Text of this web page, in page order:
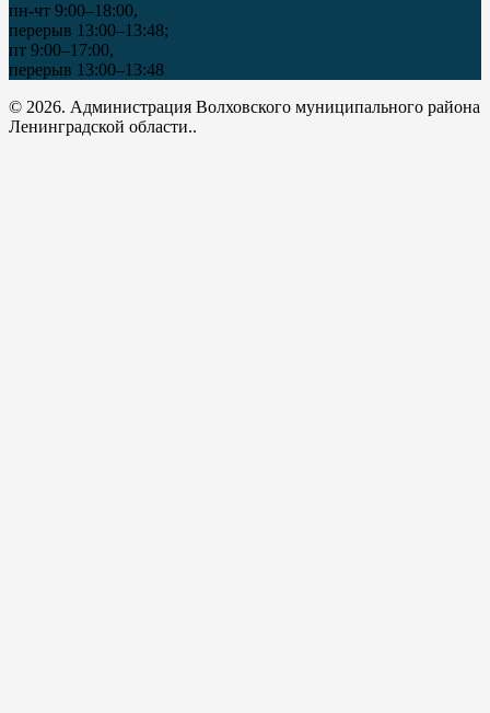
пн-чт 9:00–18:00,
перерыв 13:00–13:48;
пт 9:00–17:00,
перерыв 13:00–13:48
© 2026. Администрация Волховского муниципального района
Ленинградской области..